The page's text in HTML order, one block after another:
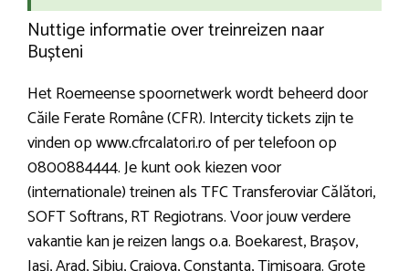
Nuttige informatie over treinreizen naar
Bușteni
Het Roemeense spoornetwerk wordt beheerd door
Căile Ferate Române (CFR). Intercity tickets zijn te
vinden op www.cfrcalatori.ro of per telefoon op
0800884444. Je kunt ook kiezen voor
(internationale) treinen als TFC Transferoviar Călători,
SOFT Softrans, RT Regiotrans. Voor jouw verdere
vakantie kan je reizen langs o.a. Boekarest, Brașov,